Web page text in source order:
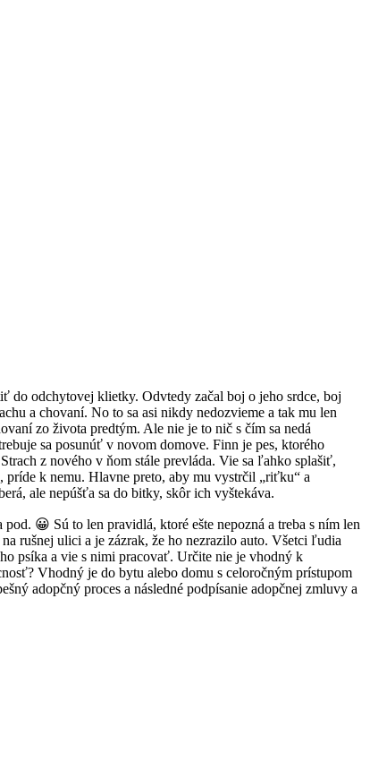
do odchytovej klietky. Odvtedy začal boj o jeho srdce, boj
a chovaní. No to sa asi nikdy nedozvieme a tak mu len
zo života predtým. Ale nie je to nič s čím sa nedá
sa posunúť v novom domove. Finn je pes, ktorého
z nového v ňom stále prevláda. Vie sa ľahko splašiť,
k nemu. Hlavne preto, aby mu vystrčil „riťku“ a
ale nepúšťa sa do bitky, skôr ich vyštekáva.
😀 Sú to len pravidlá, ktoré ešte nepozná a treba s ním len
rušnej ulici a je zázrak, že ho nezrazilo auto. Všetci ľudia
psíka a vie s nimi pracovať. Určite nie je vhodný k
Vhodný je do bytu alebo domu s celoročným prístupom
adopčný proces a následné podpísanie adopčnej zmluvy a